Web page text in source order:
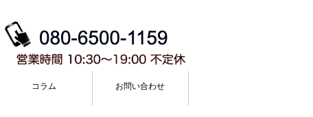
コラム お問い合わせ